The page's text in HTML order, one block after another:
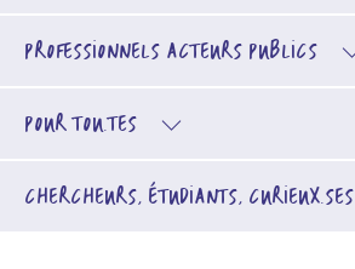
PROFESSIONNELS ACTEURS PUBLICS
POUR TOU.TES
CHERCHEURS, ÉTUDIANTS, CURIEUX.SES